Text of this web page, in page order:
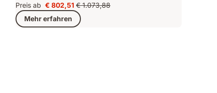
Preis ab Preis
€ 802,51
€ 802,51Ursprünglicher
Preis
€ 1.073,88
€ 1.073,88
Mehr erfahren